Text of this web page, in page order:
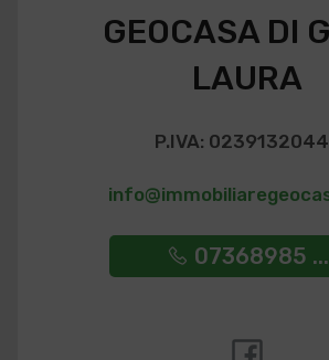
GEOCASA DI
LAURA
P.IVA:
07368985 ...